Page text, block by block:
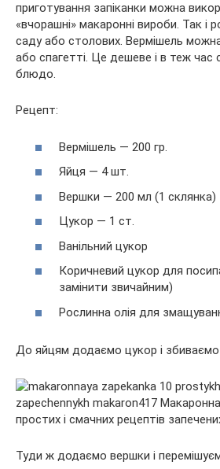
приготування запіканки можна
«вчорашні» макаронні вироби. Так і
саду або столових. Вермішель
або спагетті. Це дешеве і в теж час
блюдо.
Рецепт:
Вермішель — 200 гр.
Яйця — 4 шт.
Вершки — 200 мл (1 склянка)
Цукор — 1 ст.
Ванільний цукор
Коричневий цукор для
замінити звичайним)
Рослинна олія для
До яйцям додаємо цукор і збиваємо
Туди ж додаємо вершки і